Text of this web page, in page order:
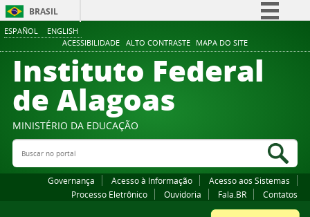
ESPAÑOL ENGLISH
ACESSIBILIDADE ALTO CONTRASTE MAPA DO SITE
BRASIL
Comunica BR
Participe
Canais
Instituto Federal
de Alagoas
MINISTÉRIO DA EDUCAÇÃO
Buscar no portal
Governança Acesso à Informação
Acesso aos Sistemas
Processo Eletrônico
Ouvidoria Fala.BR Contatos